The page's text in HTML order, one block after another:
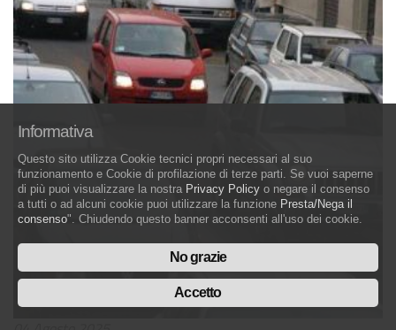
Informativa
Questo sito utilizza Cookie tecnici propri necessari al suo
funzionamento e Cookie di profilazione di terze parti. Se vuoi saperne
di più puoi visualizzare la nostra Privacy Policy o negare il consenso
a tutti o ad alcuni cookie puoi utilizzare la funzione Presta/Nega il
consenso". Chiudendo questo banner acconsenti all'uso dei cookie.
No grazie
Accetto